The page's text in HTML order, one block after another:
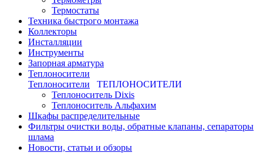
Термостаты
Техника быстрого монтажа
Коллекторы
Инсталляции
Инструменты
Запорная арматура
Теплоносители
Теплоносители
ТЕПЛОНОСИТЕЛИ
Теплоноситель Dixis
Теплоноситель Альфахим
Шкафы распределительные
Фильтры очистки воды, обратные клапаны, сепараторы
шлама
Новости, статьи и обзоры